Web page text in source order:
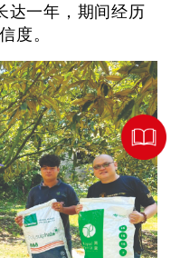
一年，期间经历
度。